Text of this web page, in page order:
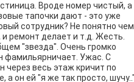
Вроде номер чистый, а
тапочки дают - это уже
сотрудник? Не понятно чем
ремонт делает и т.д. Жесть.
"звезда". Очень громко
фамильярничает. Ужас. С
через весь этаж кричит по
он ей "я же так просто, шучу.."